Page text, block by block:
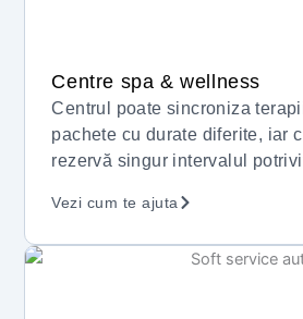
Centre spa & wellness
Centrul poate sincroniza
pachete cu durate diferite, iar
rezervă singur intervalul
Vezi cum te ajuta